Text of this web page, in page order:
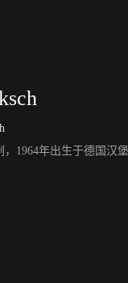
，1964年出生于德国汉